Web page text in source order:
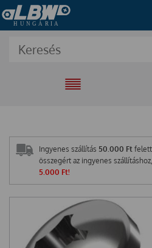
EGYÜTT A
Ingyenes szállítás 50.000 Ft
összegért az ingyenes szállításhoz,
5.000 Ft!